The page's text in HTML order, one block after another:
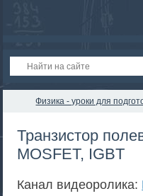
Физика - уроки для
Транзистор
MOSFET, IGBT
Канал видеоролика: